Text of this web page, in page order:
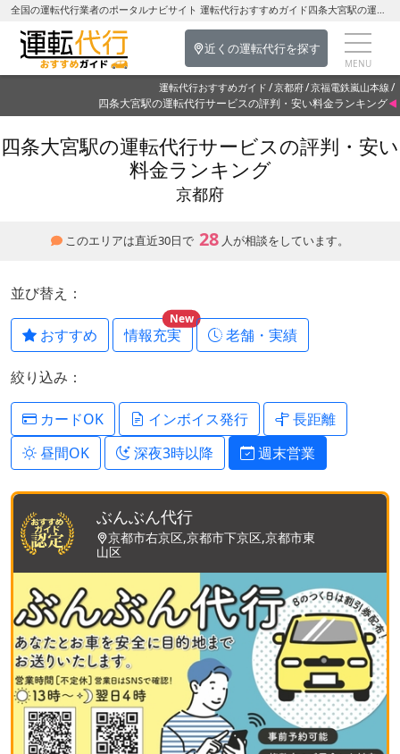
全国の運転代行業者のポータルナビサイト 運転代行おすすめガイド四条大宮駅の運転代行を探す-京都府の運転代行
近くの運転代行を探す
運転代行おすすめガイド 京都府 京福電鉄嵐山本線
四条大宮駅の運転代行サービスの評判・安い料金ランキング
四条大宮駅の運転代行サービスの評判・安い
料金ランキング
京都府
このエリアは直近30日で 28 人が相談をしています。
並び替え：
おすすめ 情報充実
New
老舗・実績
絞り込み：
カードOK インボイス発行
長距離
昼間OK
深夜3時以降 週末営業
ぶんぶん代行
京都市右京区,京都市下京区,京都市東
山区